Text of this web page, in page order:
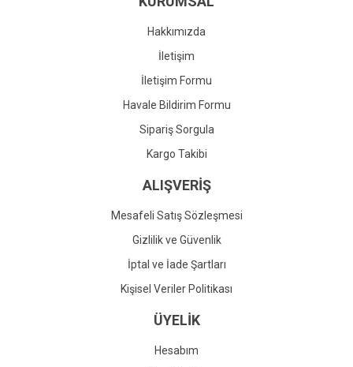
Gönder
Hakkımızda
İletişim
İletişim Formu
Havale Bildirim Formu
Sipariş Sorgula
Kargo Takibi
ALIŞVERİŞ
Mesafeli Satış Sözleşmesi
Gizlilik ve Güvenlik
İptal ve İade Şartları
Kişisel Veriler Politikası
ÜYELİK
Hesabım